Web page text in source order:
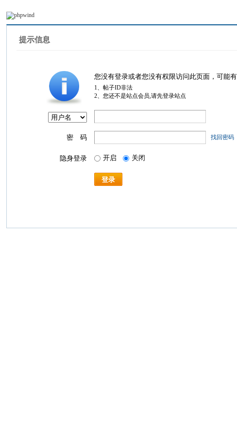
提示信息
您没有登录或者您没有权限访问此页面，可能
1、帖子ID非法
2、您还不是站点会员,请先登录站点
密 码 找回密码
隐身登录 开启 关闭
登录